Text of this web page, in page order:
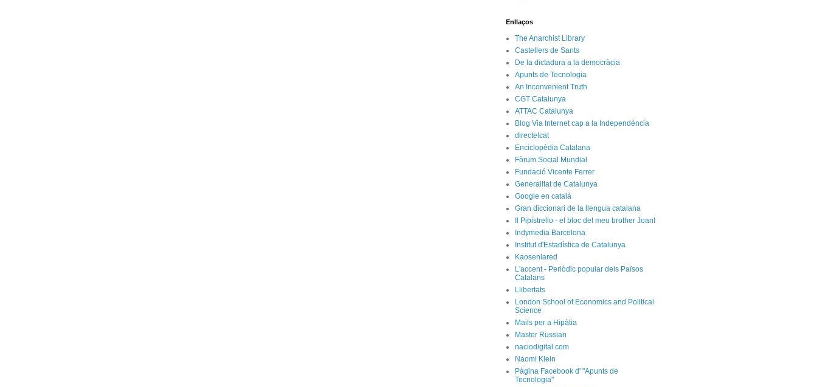
Enllaços
The Anarchist Library
Castellers de Sants
De la dictadura a la democràcia
Apunts de Tecnologia
An Inconvenient Truth
CGT Catalunya
ATTAC Catalunya
Blog Via Internet cap a la Independència
directe!cat
Enciclopèdia Catalana
Fòrum Social Mundial
Fundació Vicente Ferrer
Generalitat de Catalunya
Google en català
Gran diccionari de la llengua catalana
Il Pipistrello - el bloc del meu brother Joan!
Indymedia Barcelona
Institut d'Estadística de Catalunya
Kaosenlared
L'accent - Periòdic popular dels Països
Catalans
Llibertats
London School of Economics and Political
Science
Mails per a Hipàtia
Master Russian
naciodigital.com
Naomi Klein
Pàgina Facebook d' "Apunts de
Tecnologia"